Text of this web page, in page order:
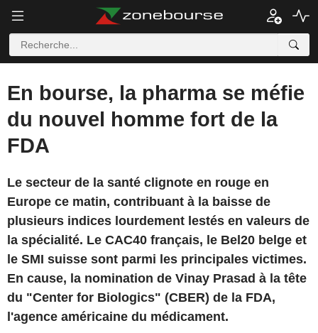
En bourse, la pharma se méfie
du nouvel homme fort de la
FDA
Le secteur de la santé clignote en rouge en
Europe ce matin, contribuant à la baisse de
plusieurs indices lourdement lestés en valeurs de
la spécialité. Le CAC40 français, le Bel20 belge et
le SMI suisse sont parmi les principales victimes.
En cause, la nomination de Vinay Prasad à la tête
du "Center for Biologics" (CBER) de la FDA,
l'agence américaine du médicament.